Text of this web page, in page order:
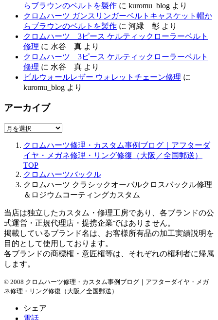
らブラウンのベルトを製作 に kuromu_blog より
クロムハーツ ガンスリンガーベルトキャスケット帽か
らブラウンのベルトを製作 に 河縁 彰 より
クロムハーツ 3ピース ケルティックローラーベルト
修理 に 水谷 真 より
クロムハーツ 3ピース ケルティックローラーベルト
修理 に 水谷 真 より
ビルウォールレザー ウォレットチェーン修理 に
kuromu_blog より
アーカイブ
ア
クロムハーツ修理・カスタム事例ブログ｜アフターダ
イヤ・メガネ修理・リング修復（大阪／全国郵送）
TOP
クロムハーツバックル
クロムハーツ クラシックオーバルクロスバックル修理
＆ロジウムコーティングカスタム
当店は独立したカスタム・修理工房であり、各ブランドの公
式運営・正規代理店・提携企業ではありません。
掲載しているブランド名は、お客様所有品の加工実績説明を
目的として使用しております。
各ブランドの商標権・意匠権等は、それぞれの権利者に帰属
します。
© 2008 クロムハーツ修理・カスタム事例ブログ｜アフターダイヤ・メガ
ネ修理・リング修復（大阪／全国郵送）
シェア